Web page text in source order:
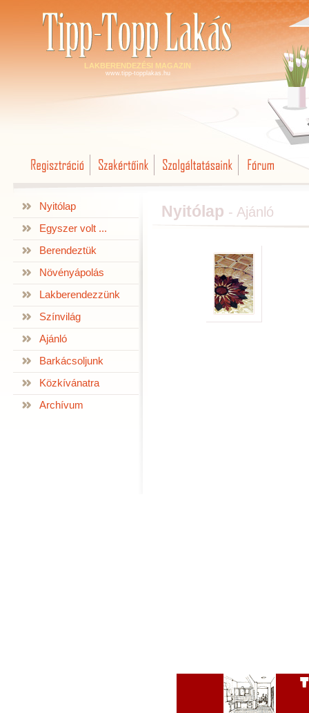
LAKBERENDEZÉSI MAGAZIN
www.tipp-topplakas.hu
Nyitólap
Egyszer volt ...
Berendeztük
Növényápolás
Lakberendezzünk
Színvilág
Ajánló
Barkácsoljunk
Közkívánatra
Archívum
Nyitólap - Ajánló